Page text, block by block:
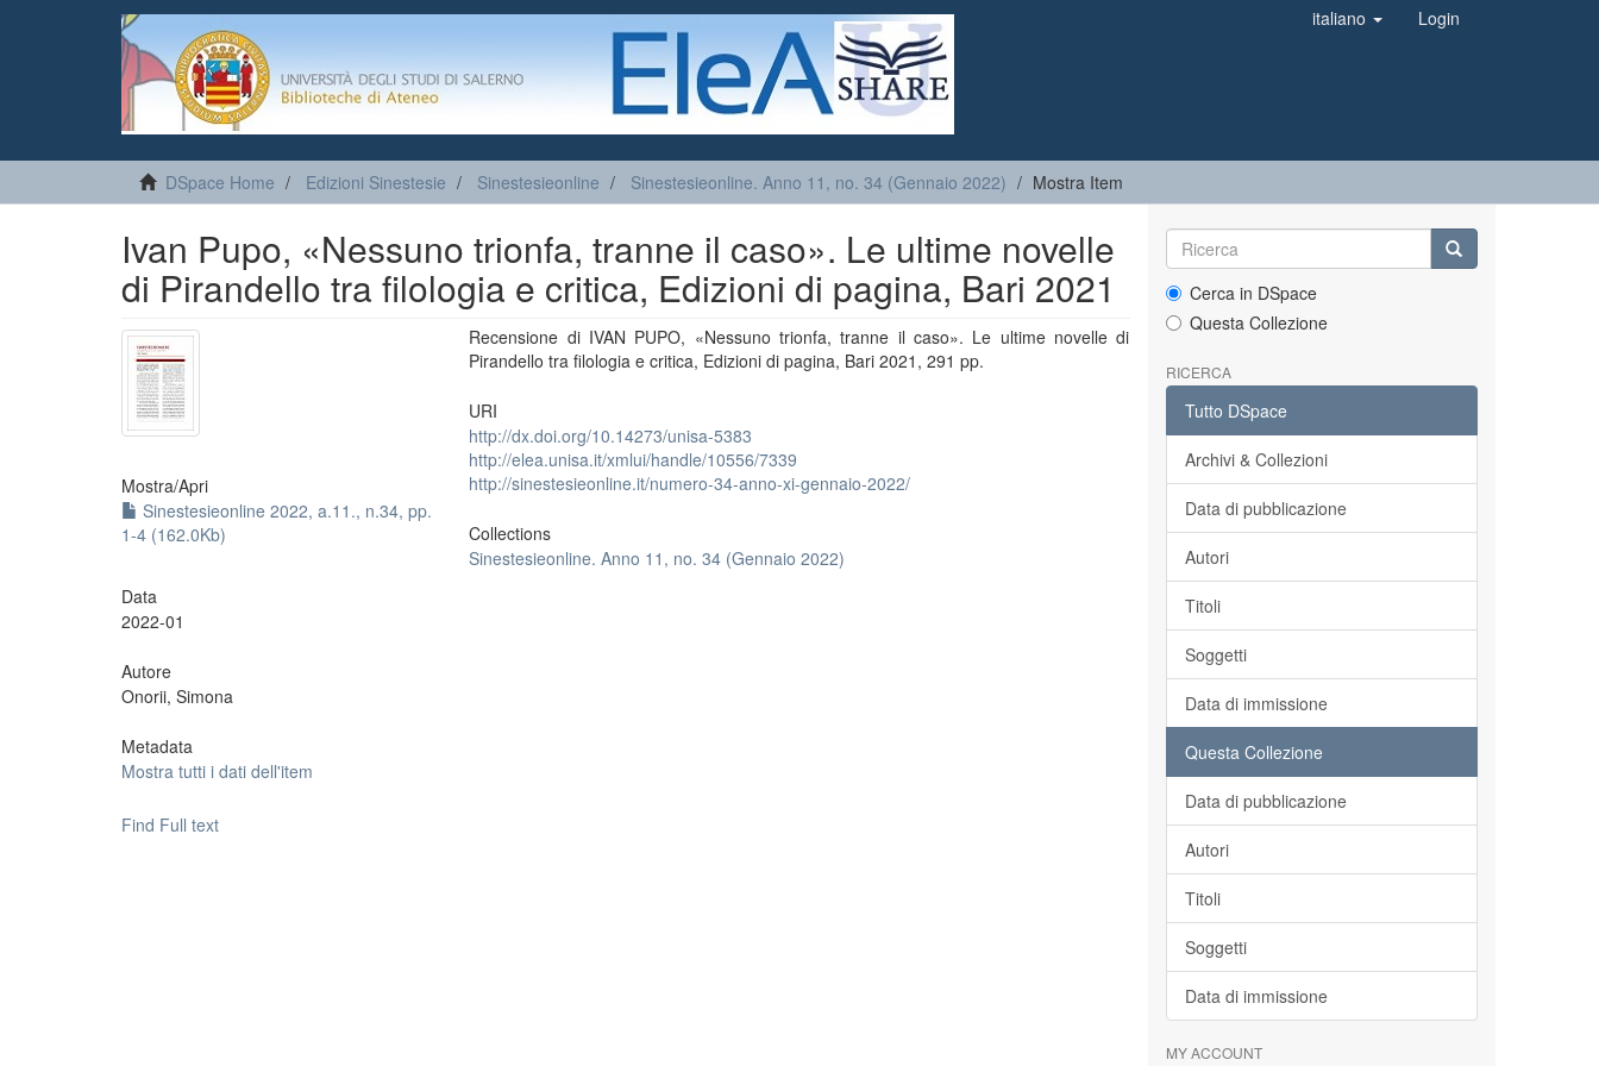
italiano Login
DSpace Home Edizioni Sinestesie Sinestesieonline Sinestesieonline. Anno 11, no. 34 (Gennaio 2022) Mostra Item
Ivan Pupo, «Nessuno trionfa, tranne il caso». Le ultime novelle
di Pirandello tra filologia e critica, Edizioni di pagina, Bari 2021
Mostra/Apri
Sinestesieonline 2022, a.11., n.34, pp.
1-4 (162.0Kb)
Data
2022-01
Autore
Onorii, Simona
Metadata
Mostra tutti i dati dell'item
Recensione di IVAN PUPO, «Nessuno trionfa, tranne il caso». Le ultime novelle di
Pirandello tra filologia e critica, Edizioni di pagina, Bari 2021, 291 pp.
URI
http://dx.doi.org/10.14273/unisa-5383
http://elea.unisa.it/xmlui/handle/10556/7339
http://sinestesieonline.it/numero-34-anno-xi-gennaio-2022/
Collections
Sinestesieonline. Anno 11, no. 34 (Gennaio 2022)
Find Full text
Cerca in DSpace
Questa Collezione
RICERCA
Tutto DSpace
Archivi & Collezioni
Data di pubblicazione
Autori
Titoli
Soggetti
Data di immissione
Questa Collezione
Data di pubblicazione
Autori
Titoli
Soggetti
Data di immissione
MY ACCOUNT